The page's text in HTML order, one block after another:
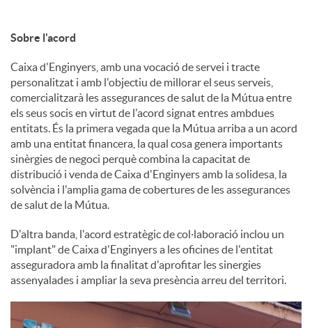
n
g
u
t
s
Sobre l'acord
Caixa d'Enginyers, amb una vocació de servei i tracte
personalitzat i amb l'objectiu de millorar el seus serveis,
comercialitzarà les assegurances de salut de la Mútua entre
els seus socis en virtut de l'acord signat entres ambdues
entitats. És la primera vegada que la Mútua arriba a un acord
amb una entitat financera, la qual cosa genera importants
sinèrgies de negoci perquè combina la capacitat de
distribució i venda de Caixa d'Enginyers amb la solidesa, la
solvència i l'amplia gama de cobertures de les assegurances
de salut de la Mútua.
D'altra banda, l'acord estratègic de col·laboració inclou un
"implant" de Caixa d'Enginyers a les oficines de l'entitat
asseguradora amb la finalitat d'aprofitar les sinergies
assenyalades i ampliar la seva presència arreu del territori.